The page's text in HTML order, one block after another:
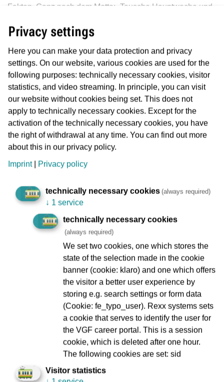
Fakten. Ganz nach dem Motto: „Tausche Hauptwache und
Mainuntertunnelung.“
„Das Sammelheft ist ein geschichtlicher und gleichzeitig
unterhaltsamer Überblick über das Unternehmen, den es
so noch nie gab – mit einem Einblick in die vielfältige
Arbeitswelt unserer Mitarbeitenden, die jeden Tag großen
Einsatz bringen,“ sagt Thomas Wissgott, Geschäftsführer
und Arbeitsdirektor der VGF.
Mitsammeln lohnt gleich doppelt: Wer das Album
„vollgestickert“ hat, hat nicht nur ein kleines
vielen tollen Preise gewinnen, die die VGF auslobt. Verlost
hochwertigen Bildbände, die die VGF zu 150 Jahre
Straßenbahn in Frankfurt am Main“ aufgelegt hat, und ein
paar VGF-Überraschungspakete.
„Eine echte Klebe-Chronik des Frankfurter Nahverkehrs
mit allem was wir in 150 Jahren auf die Schiene
bekommen haben – vom Pferdewagen 1872 bis jetzt zum
‚T‘-Wagen 2022. Das ist einfach einmalig“, freut sich
Michael Rüffer, VGF- Geschäftsführer Technik und Betrieb,
über den Start des Projekts.
Am Kiosk werden zusätzlich zehn in der Kollektion
versteckte Gold-sticker vielleicht für Jubelschreie sorgen:
Jeder Goldsticker steht für ein H0-Modell des „U5“-
Für die Produktion gewann die VGF die Hamburger
Privacy settings
Here you can make your data protection and privacy
settings. On our website, various cookies are used for the
following purposes: technically necessary cookies, visitor
statistics, and video streaming. In principle, you can visit
our website without cookies being set. This does not
apply to technically necessary cookies. Except for the
activation of the technically necessary cookies, you have
the right of withdrawal at any time. You can find out more
about this in our privacy policy.
Imprint| Privacy policy
technically necessary cookies (always required)
↓ 1 service
technically necessary cookies
(always required)
We set two cookies, one which stores the
state of the selection made in the cookie
banner (cookie: klaro) and one which offers
the visitor a better user experience by
storing e.g. search settings or form data
(Cookie: fe_typo_user). Rexx systems sets
a cookie that serves to identify the user for
the VGF career portal. This is a session
cookie, which is deleted after one hour.
The following cookies are set: sid
Visitor statistics